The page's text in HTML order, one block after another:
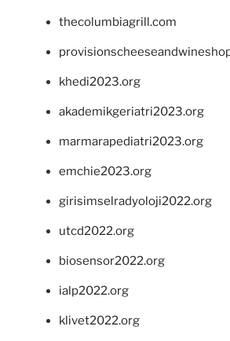
thecolumbiagrill.com
khedi2023.org
akademikgeriatri2023.org
marmarapediatri2023.org
emchie2023.org
girisimselradyoloji2022.org
utcd2022.org
biosensor2022.org
ialp2022.org
klivet2022.org